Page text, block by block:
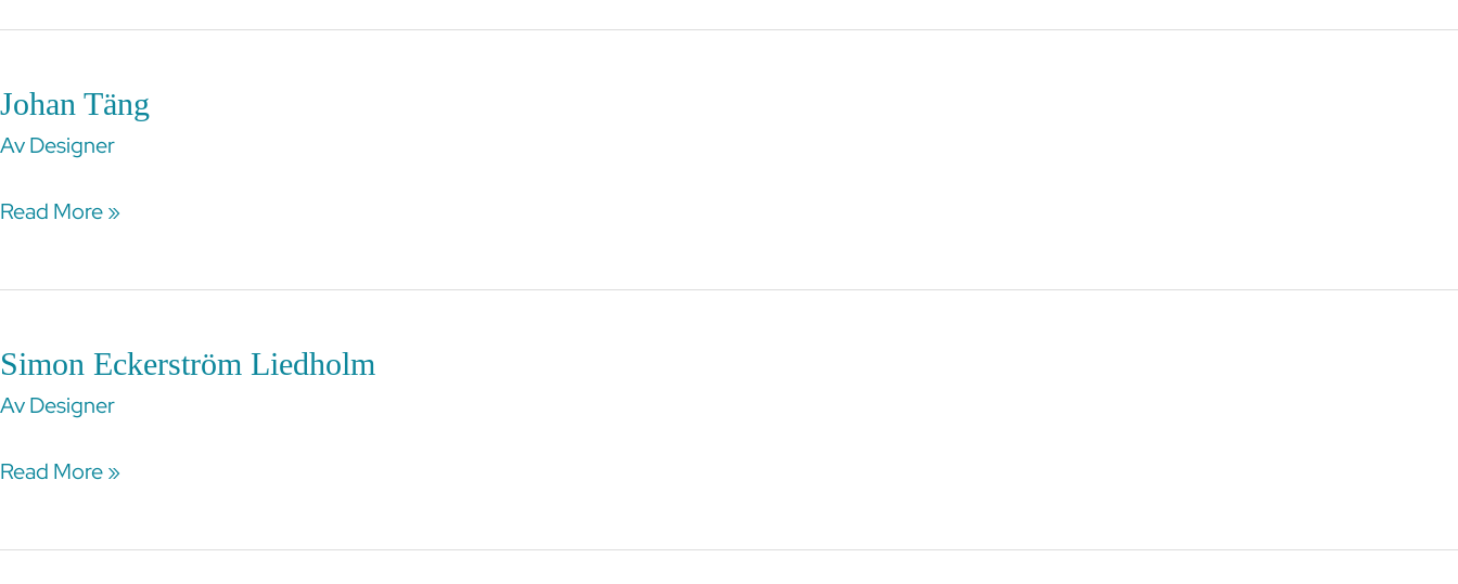
Johan Täng
AvDesigner
Johan
Täng
Read More »
Simon Eckerström Liedholm
AvDesigner
Simon
Eckerström
Read More »